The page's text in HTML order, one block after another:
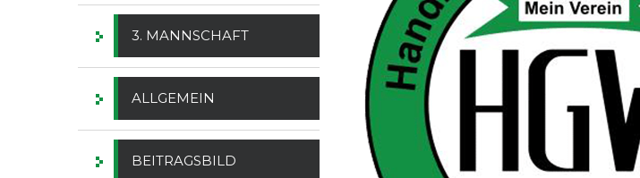
3. MANNSCHAFT
ALLGEMEIN
BEITRAGSBILD